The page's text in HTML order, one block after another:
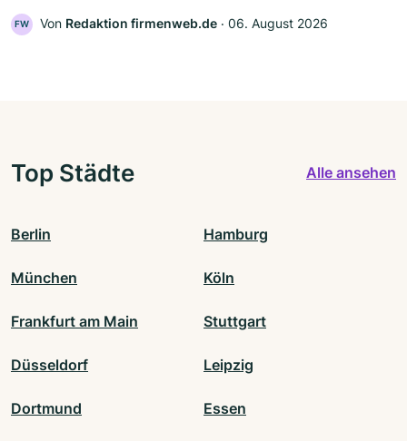
FW Von Redaktion firmenweb.de ‧ 06. August 2026
Top Städte Alle ansehen
Berlin Hamburg
München Köln
Frankfurt am Main Stuttgart
Düsseldorf Leipzig
Dortmund Essen